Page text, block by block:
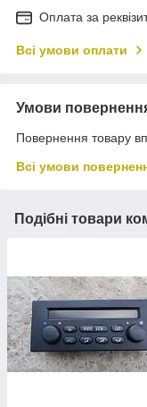
Оплата за
Всі умови оплати
Умови
Повернення товару
Всі умови
Подібні товари